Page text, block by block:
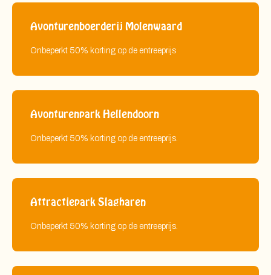
Avonturenboerderij Molenwaard
Onbeperkt 50% korting op de entreeprijs
Avonturenpark Hellendoorn
Onbeperkt 50% korting op de entreeprijs.
Attractiepark Slagharen
Onbeperkt 50% korting op de entreeprijs.